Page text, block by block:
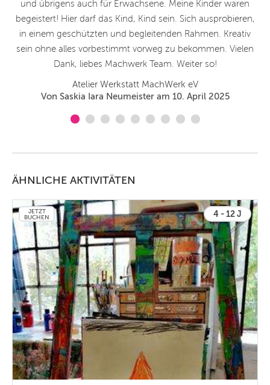
und übrigens auch für Erwachsene. Meine Kinder waren
begeistert! Hier darf das Kind, Kind sein. Sich ausprobieren,
in einem geschützten und begleitenden Rahmen. Kreativ
sein ohne alles vorbestimmt vorweg zu bekommen. Vielen
Dank, liebes Machwerk Team. Weiter so!
Atelier Werkstatt MachWerk eV
Von Saskia Iara Neumeister am 10. April 2025
ÄHNLICHE AKTIVITÄTEN
JETZT
BUCHEN
4 - 12 J